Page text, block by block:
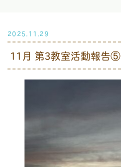
2025.11.29
11月 第3教室活動報告⑤